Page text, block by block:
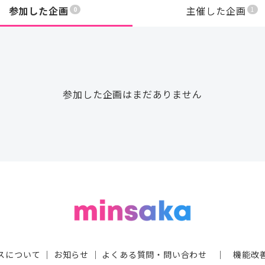
参加した企画 0 主催した企画 1
参加した企画はまだありません
について ｜ お知らせ ｜ よくある質問・問い合わせ ｜機能改